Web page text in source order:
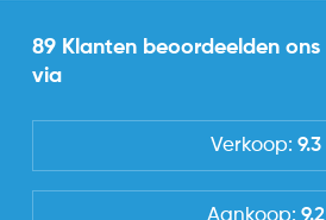
89 Klanten beoordeelden ons
via
Verkoop:9.3
Aankoop:9.2